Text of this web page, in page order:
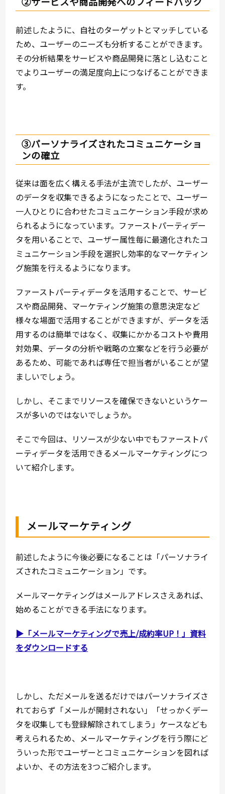
前述したように、自社のターゲットとマッチしている
ため、ユーザーのニーズも分析することができます。
その分析結果をサービスや商品開発に落とし込むこと
でよりユーザーの満足度向上につなげることができま
す。
③パーソナライズされたコミュニケーショ
ンの確立
従来は面を広く構える手法が主流でしたが、ユーザー
のデータを収集できるようになったことで、ユーザー
一人ひとりに合わせたコミュニケーション手段が求め
られるようになっています。ファーストパーティデー
タを用いることで、ユーザー属性毎に最適化されたコ
ミュニケーション手段を選択し効率的なマーケティン
グ施策を行えるようになります。
ファーストパーティデータを活用することで、サービ
スや商品開発、マーケティング施策の意思決定など
様々な場面で活用することができますが、データを活
用するのは簡単ではなく、収集にかかるコストや費用
対効果、データの分析や戦略の立案などを行う必要が
あるため、可能であれば専任で担当者がいることが望
ましいでしょう。
しかし、そこまでリソースを確保できないというケー
スが多いのではないでしょうか。
そこで今回は、リソースが少ない中でもファーストパ
ーティデータを活用できるメールマーケティングにつ
いて紹介します。
メールマーケティング
前述したように今後必要になることは「パーソナライ
ズされたコミュニケーション」です。
メールマーケティングはメールアドレスさえあれば、
始めることができる手法になります。
▶「メールマーケティングで売上/成約率UP！」資料
をダウンロードする
しかし、ただメールを送るだけではパーソナライズさ
れておらず「メールが開封されない」「せっかくデー
タを収集しても登録解除されてしまう」ケースなども
考えられるため、メールマーケティングを行う際にど
ういった形でユーザーとコミュニケーションを図れば
よいか、その方法を3つご紹介します。